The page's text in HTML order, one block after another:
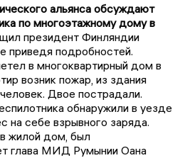
альянса обсуждают
по многоэтажному дому в
президент Финляндии
приведя подробностей.
в многоквартирный дом в
возник пожар, из здания
Двое пострадали.
обнаружили в уезде
на себе взрывного заряда.
жилой дом, был
глава МИД Румынии Оана